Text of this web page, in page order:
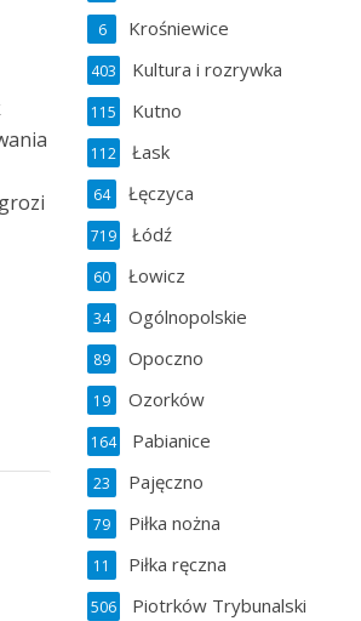
Krośniewice
6
Kultura i rozrywka
403
Kutno
115
Łask
112
Łęczyca
64
Łódź
719
Łowicz
60
Ogólnopolskie
34
Opoczno
89
Ozorków
19
Pabianice
164
Pajęczno
23
Piłka nożna
79
Piłka ręczna
11
Piotrków Trybunalski
506